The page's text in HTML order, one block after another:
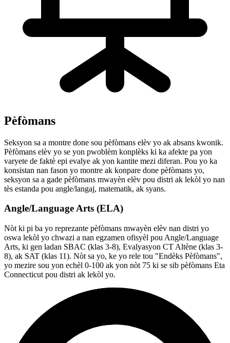
Pèfòmans
Seksyon sa a montre done sou pèfòmans elèv yo ak absans kwonik.
Pèfòmans elèv yo se yon pwoblèm konplèks ki ka afekte pa yon
varyete de faktè epi evalye ak yon kantite mezi diferan. Pou yo ka
konsistan nan fason yo montre ak konpare done pèfòmans yo,
seksyon sa a gade pèfòmans mwayèn elèv pou distri ak lekòl yo nan
tès estanda pou angle/langaj, matematik, ak syans.
Angle/Language Arts (ELA)
Nòt ki pi ba yo reprezante pèfòmans mwayèn elèv nan distri yo
oswa lekòl yo chwazi a nan egzamen ofisyèl pou Angle/Language
Arts, ki gen ladan SBAC (klas 3-8), Evalyasyon CT Altène (klas 3-
8), ak SAT (klas 11). Nòt sa yo, ke yo rele tou "Endèks Pèfòmans",
yo mezire sou yon echèl 0-100 ak yon nòt 75 ki se sib pèfòmans Eta
Connecticut pou distri ak lekòl yo.